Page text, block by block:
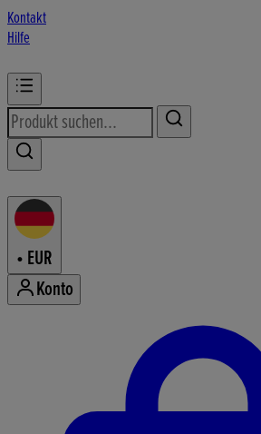
Kontakt
Hilfe
• EUR
Konto